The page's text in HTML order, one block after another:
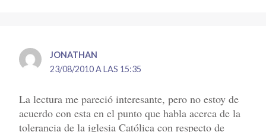
JONATHAN
23/08/2010 A LAS 15:35
La lectura me pareció interesante, pero no estoy de
acuerdo con esta en el punto que habla acerca de la
tolerancia de la iglesia Católica con respecto de